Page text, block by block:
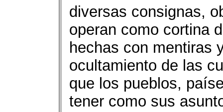
diversas consignas,
operan como cortina
hechas con mentiras
ocultamiento de las
que los pueblos,
tener como sus